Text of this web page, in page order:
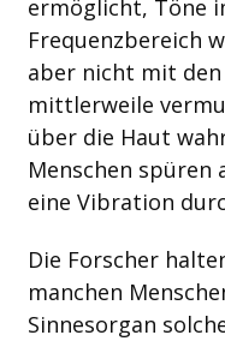
ermöglicht, Töne
Frequenzbereich
aber nicht mit
mittlerweile
über die Haut
Menschen
eine Vibration
Die Forscher
manchen
Sinnesorgan